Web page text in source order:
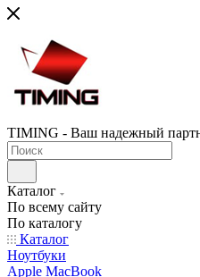
TIMING - Ваш надежный
Каталог
По всему сайту
По каталогу
Каталог
Ноутбуки
Apple MacBook